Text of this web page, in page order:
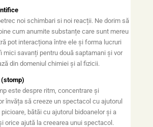
noi schimbari si noi reacții. Ne dorim să
cum anumite substanțe care sunt mereu
pot interacționa între ele și forma lucruri
mici savanți pentru două saptamani și vor
din domeniul chimiei și al fizicii.
este despre ritm, concentrare și
învăța să creeze un spectacol cu ajutorul
bătăi cu ajutorul bidoanelor și a
orice ajută la creearea unui spectacol.